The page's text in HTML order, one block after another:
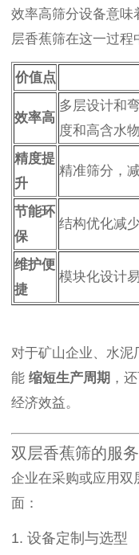
效率高筛分设备意味
层香蕉筛在这一过程
价值点
效率高
多层设计和
度和高含水
精度提
升
精准筛分，
节能环
保
结构优化减
维护便
捷
模块化设计
对于矿山企业、水泥
能 缩短生产周期 ，
经济效益。
双层香蕉筛的服
企业在采购或应用双
面：
1. 设备定制与选型